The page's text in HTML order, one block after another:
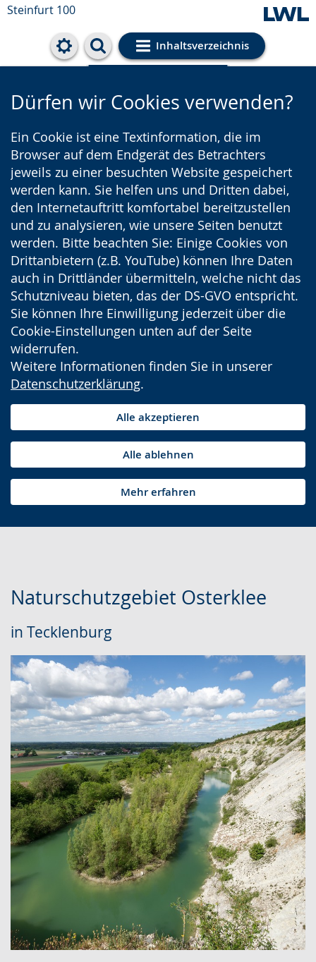
Steinfurt 100
Inhaltsverzeichnis
Cookie-Einstellungen
Dürfen wir Cookies verwenden?
Ein Cookie ist eine Textinformation, die im
Browser auf dem Endgerät des Betrachters
jeweils zu einer besuchten Website gespeichert
werden kann. Sie helfen uns und Dritten dabei,
den Internetauftritt komfortabel bereitzustellen
und zu analysieren, wie unsere Seiten benutzt
werden. Bitte beachten Sie: Einige Cookies von
Drittanbietern (z.B. YouTube) können Ihre Daten
auch in Drittländer übermitteln, welche nicht das
Schutzniveau bieten, das der DS-GVO entspricht.
Sie können Ihre Einwilligung jederzeit über die
Cookie-Einstellungen unten auf der Seite
widerrufen.
Weitere Informationen finden Sie in unserer
Datenschutzerklärung.
Alle akzeptieren
Alle ablehnen
Mehr erfahren
Naturschutzgebiet Osterklee
in Tecklenburg